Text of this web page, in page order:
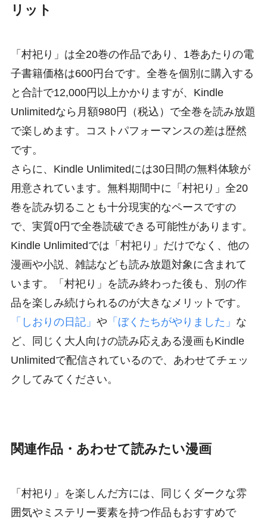
リット
「村祀り」は全20巻の作品であり、1巻あたりの電
子書籍価格は600円台です。全巻を個別に購入する
と合計で12,000円以上かかりますが、Kindle
Unlimitedなら月額980円（税込）で全巻を読み放題
で楽しめます。コストパフォーマンスの差は歴然
です。
さらに、Kindle Unlimitedには30日間の無料体験が
用意されています。無料期間中に「村祀り」全20
巻を読み切ることも十分現実的なペースですの
で、実質0円で全巻読破できる可能性があります。
Kindle Unlimitedでは「村祀り」だけでなく、他の
漫画や小説、雑誌なども読み放題対象に含まれて
います。「村祀り」を読み終わった後も、別の作
品を楽しみ続けられるのが大きなメリットです。
「しおりの日記」 や 「ぼくたちがやりました」 な
ど、同じく大人向けの読み応えある漫画もKindle
Unlimitedで配信されているので、あわせてチェッ
クしてみてください。
関連作品・あわせて読みたい漫画
「村祀り」を楽しんだ方には、同じくダークな雰
囲気やミステリー要素を持つ作品もおすすめで